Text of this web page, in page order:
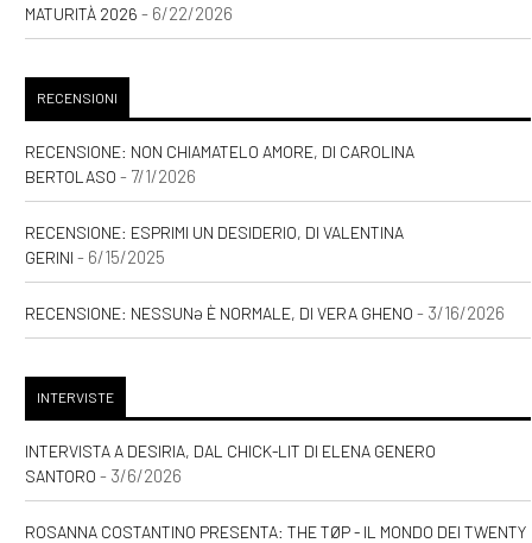
MATURITÀ 2026 - 6/22/2026
RECENSIONI
RECENSIONE: NON CHIAMATELO AMORE, DI CAROLINA
BERTOLASO - 7/1/2026
RECENSIONE: ESPRIMI UN DESIDERIO, DI VALENTINA
GERINI - 6/15/2025
RECENSIONE: NESSUNƏ È NORMALE, DI VERA GHENO - 3/16/2026
INTERVISTE
INTERVISTA A DESIRIA, DAL CHICK-LIT DI ELENA GENERO
SANTORO - 3/6/2026
ROSANNA COSTANTINO PRESENTA: THE TØP - IL MONDO DEI TWENTY